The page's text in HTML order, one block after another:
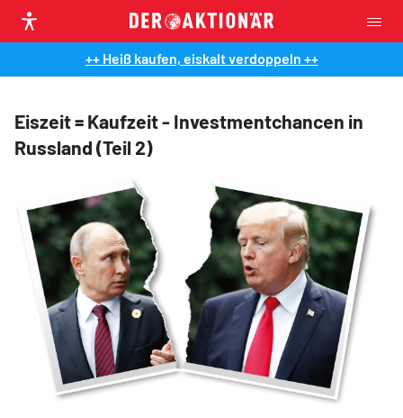
++ Heiß kaufen, eiskalt verdoppeln ++
Eiszeit = Kaufzeit - Investmentchancen in
Russland (Teil 2)